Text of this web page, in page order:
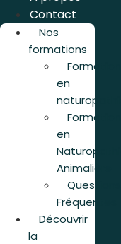
Contact
Nos
formations
Formation
en
naturopathie
Formation
en
Naturopathie
Animalière
Questions
Fréquentes
Découvrir
la